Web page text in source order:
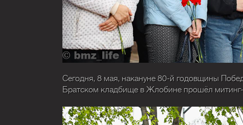
Сегодня, 8 мая, накануне 80-й годовщины
Братском кладбище в Жлобине прошёл